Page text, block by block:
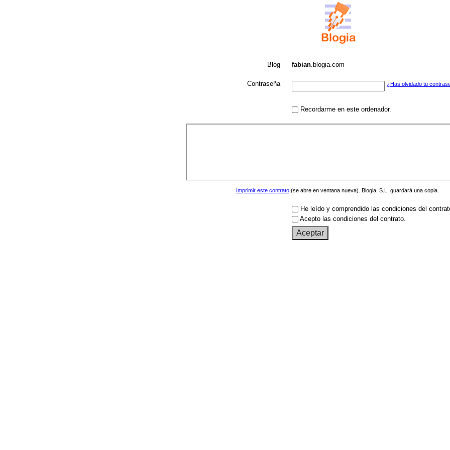
Blog fabian.blogia.com
Contraseña ¿Has olvidado tu
Recordarme en este ordenador.
Imprimir este contrato (se abre en ventana nueva). Blogia, S.L. guardará una copia.
He leído y comprendido las condiciones del
Acepto las condiciones del contrato.